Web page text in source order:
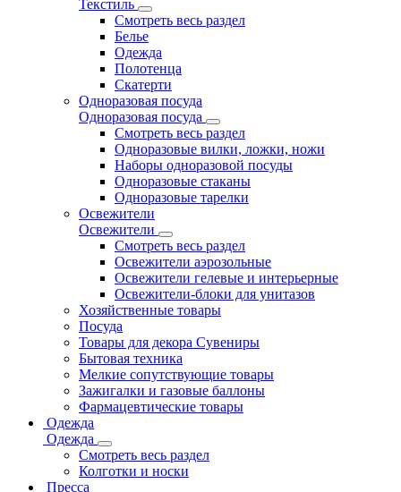
Текстиль
Смотреть весь раздел
Белье
Одежда
Полотенца
Скатерти
Одноразовая посуда
Одноразовая посуда
Смотреть весь раздел
Одноразовые вилки, ложки, ножи
Наборы одноразовой посуды
Одноразовые стаканы
Одноразовые тарелки
Освежители
Освежители
Смотреть весь раздел
Освежители аэрозольные
Освежители гелевые и интерьерные
Освежители-блоки для унитазов
Хозяйственные товары
Посуда
Товары для декора Сувениры
Бытовая техника
Мелкие сопутствующие товары
Зажигалки и газовые баллоны
Фармацевтические товары
Одежда
Одежда
Смотреть весь раздел
Колготки и носки
Пресса